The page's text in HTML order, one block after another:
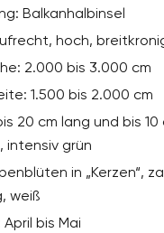
Balkanhalbinsel
hoch,
2.000 bis 3.000 cm
1.500 bis 2.000 cm
20 cm lang und bis 10
intensiv grün
in „Kerzen“,
weiß
bis Mai